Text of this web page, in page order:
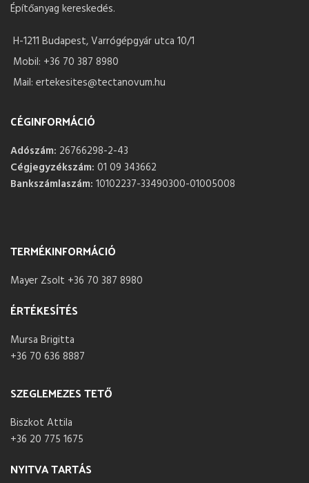
Építőanyag kereskedés.
H-1211 Budapest, Varrógépgyár utca 10/1
Mobil: +36 70 387 8980
Mail: ertekesites@tectanovum.hu
CÉGINFORMÁCIÓ
Adószám: 26766298-2-43
Cégjegyzékszám: 01 09 343662
Bankszámlaszám: 10102237-33490300-01005008
TERMÉKINFORMÁCIÓ
Mayer Zsolt +36 70 387 8980
ÉRTÉKESÍTÉS
Mursa Brigitta
+36 70 636 8887
SZEGLEMEZES TETŐ
Biszkot Attila
+36 20 775 1675
NYITVA TARTÁS